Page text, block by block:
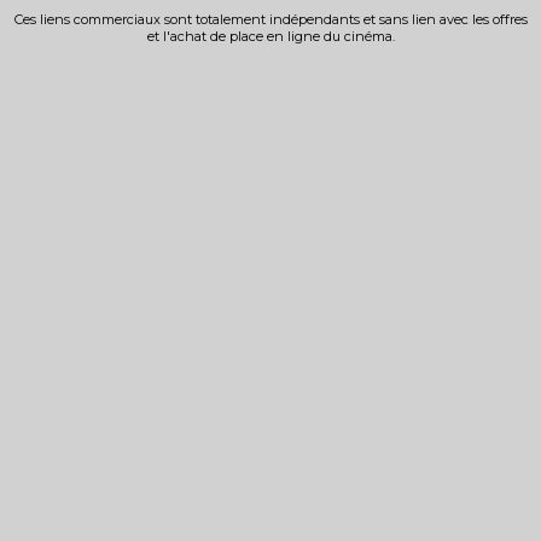
Ces liens commerciaux sont totalement indépendants et sans lien avec les offres
et l'achat de place en ligne du cinéma.